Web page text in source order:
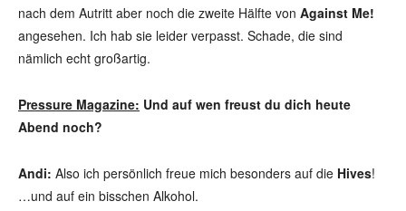
nach dem Autritt aber noch die zweite Hälfte von Against Me!
angesehen. Ich hab sie leider verpasst. Schade, die sind
nämlich echt großartig.
Pressure Magazine: Und auf wen freust du dich heute
Abend noch?
Andi: Also ich persönlich freue mich besonders auf die Hives!
…und auf ein bisschen Alkohol.